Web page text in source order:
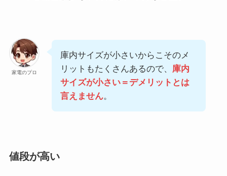
家電のプロ
庫内サイズが小さいからこそのメ
リットもたくさんあるので、 庫内
サイズが小さい＝デメリットとは
言えません。
値段が高い